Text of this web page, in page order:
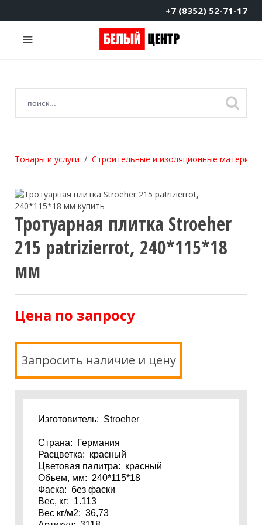
+7 (8352) 52-71-17
Товары и услуги Строительные и изоляционные
Тротуарная плитка Stroeher
215 patrizierrot, 240*115*18
мм
Цена по запросу
Запросить наличие и цену
Изготовитель: Stroeher
Страна: Германия
Расцветка: красный
Цветовая палитра: красный
Объем, мм: 240*115*18
Фаска: без фаски
Вес, кг: 1.113
Вес кг/м2: 36,73